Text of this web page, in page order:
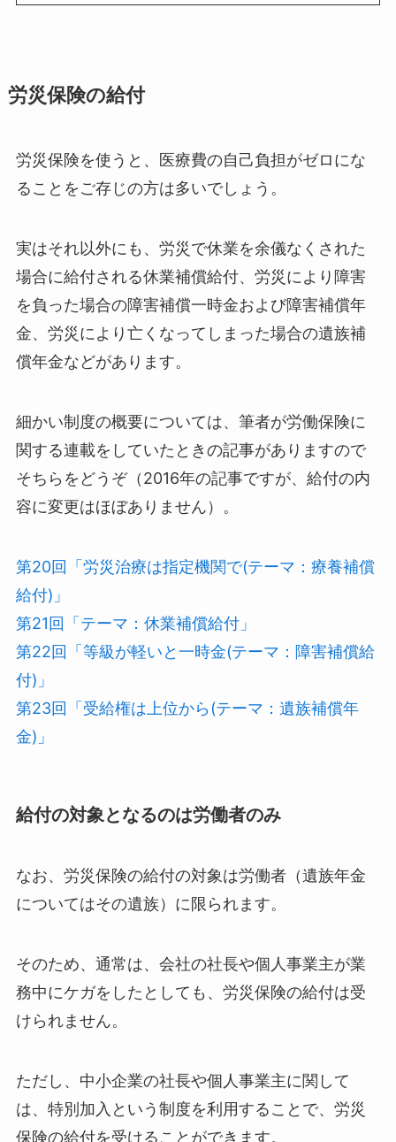
労災保険の給付
労災保険を使うと、医療費の自己負担がゼロにな
ることをご存じの方は多いでしょう。
実はそれ以外にも、労災で休業を余儀なくされた
場合に給付される休業補償給付、労災により障害
を負った場合の障害補償一時金および障害補償年
金、労災により亡くなってしまった場合の遺族補
償年金などがあります。
細かい制度の概要については、筆者が労働保険に
関する連載をしていたときの記事がありますので
そちらをどうぞ（2016年の記事ですが、給付の内
容に変更はほぼありません）。
第20回「労災治療は指定機関で(テーマ：療養補償
給付)」
第21回「テーマ：休業補償給付」
第22回「等級が軽いと一時金(テーマ：障害補償給
付)」
第23回「受給権は上位から(テーマ：遺族補償年
金)」
給付の対象となるのは労働者のみ
なお、労災保険の給付の対象は労働者（遺族年金
についてはその遺族）に限られます。
そのため、通常は、会社の社長や個人事業主が業
務中にケガをしたとしても、労災保険の給付は受
けられません。
ただし、中小企業の社長や個人事業主に関して
は、特別加入という制度を利用することで、労災
保険の給付を受けることができます。